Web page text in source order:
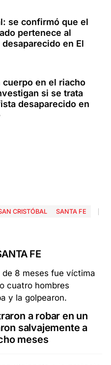
se confirmó que el
pertenece al
en El
cuerpo en el riacho
si se trata
desaparecido en
CRISTÓBAL
SANTA FE
FE
a robar en un
salvajemente a
meses